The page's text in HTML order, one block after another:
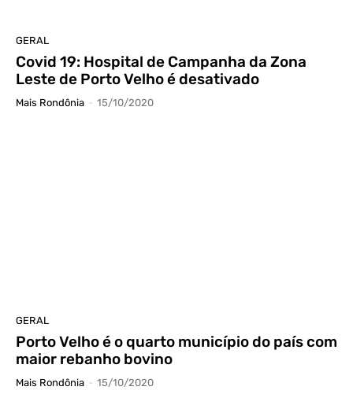
GERAL
Covid 19: Hospital de Campanha da Zona
Leste de Porto Velho é desativado
Mais Rondônia - 15/10/2020
GERAL
Porto Velho é o quarto município do país com
maior rebanho bovino
Mais Rondônia - 15/10/2020